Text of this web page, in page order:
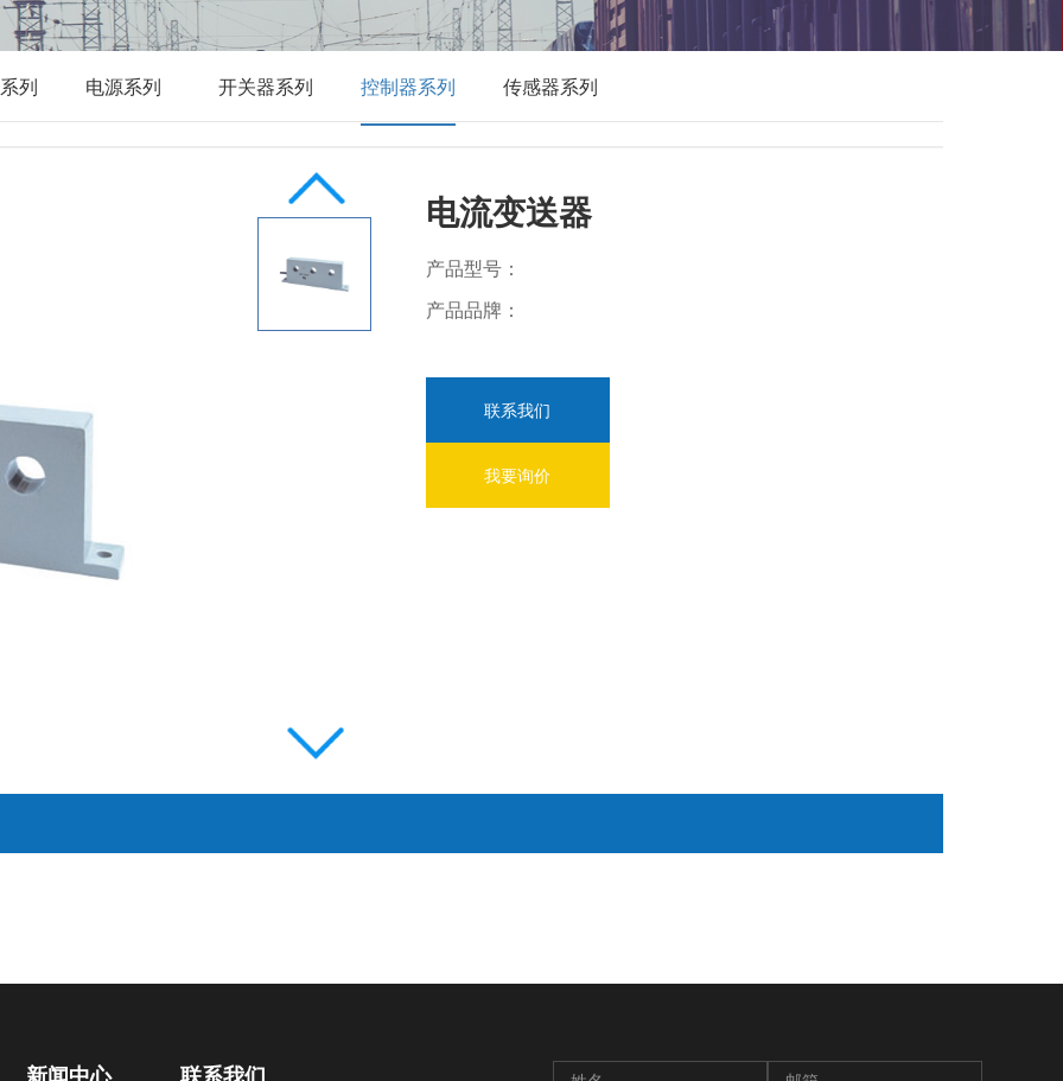
列 电源系列 开关器系列 控制器系列 传感器系列
电流变送器
产品型号：
产品品牌：
联系我们
我要询价